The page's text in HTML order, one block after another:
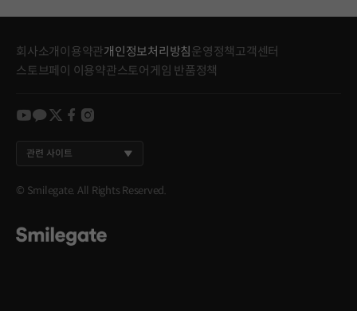
회사소개 이용약관개인정보처리방침 운영정책고객센터
스토브페이 이용약관스토어게임 반품정책
youtube
kakao
twitter
facebook
instagram
관련 사이트
© Smilegate. All Rights Reserved.